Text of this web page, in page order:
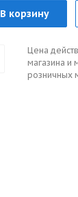
В корзину
Цена
магазина и
розничных